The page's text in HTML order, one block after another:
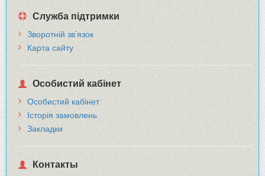
Служба підтримки
Зворотній зв’язок
Карта сайту
Особистий кабінет
Особистий кабінет
Історія замовлень
Закладки
Контакты